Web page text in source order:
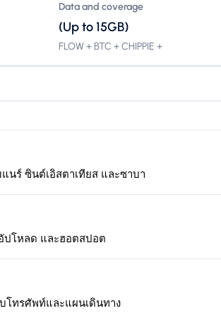
Data and coverage
(Up to 15GB)
FLOW + BTC + CHIPPIE +
นร์ ซินต์เอิสตาเทียส และซาบา
ปโหลด และฮอตสปอต
บโทรศัพท์และแผนเดินทาง